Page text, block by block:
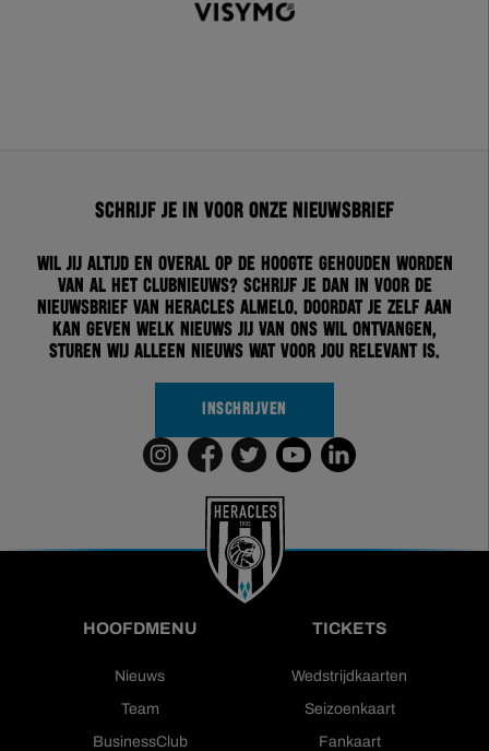
Schrijf je in voor onze nieuwsbrief
Wil jij altijd en overal op de hoogte gehouden worden
van al het clubnieuws? Schrijf je dan in voor de
nieuwsbrief van Heracles Almelo. Doordat je zelf aan
kan geven welk nieuws jij van ons wil ontvangen,
sturen wij alleen nieuws wat voor jou relevant is.
INSCHRIJVEN
HOOFDMENU
Nieuws
Team
BusinessClub
TICKETS
Wedstrijdkaarten
Seizoenkaart
Fankaart